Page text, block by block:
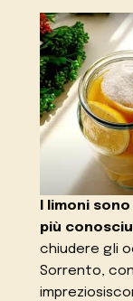
I limoni
più
chiudere gli
Sorrento,